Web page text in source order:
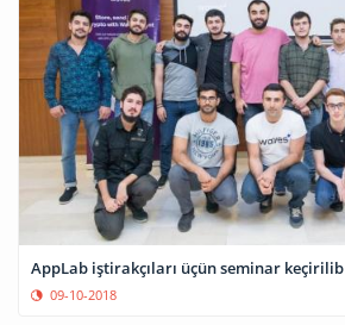
AppLab iştirakçıları üçün seminar keçirilib
09-10-2018